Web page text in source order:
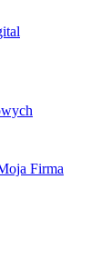
Firma